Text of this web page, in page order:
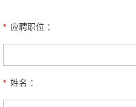
* 应聘职位 ：
* 姓名 ：